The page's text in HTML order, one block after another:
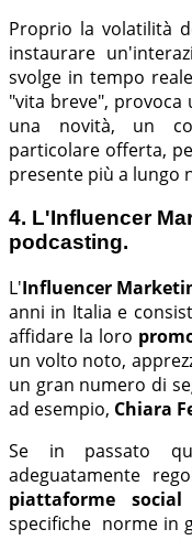
Proprio la volatilità
instaurare
svolge in tempo
"vita breve",
una novità, un
particolare offerta,
presente più a lungo
4. L'Influencer
podcasting.
L'Influencer
anni in Italia e
affidare la loro
un volto noto,
un gran numero di
ad esempio, Chiara
Se in passato
adeguatamente
piattaforme social
specifiche norme in